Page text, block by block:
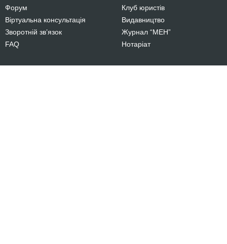
Форум
Віртуальна консультація
Зворотній зв’язок
FAQ
Клуб юристів
Видавництво
Журнал “МЕН”
Нотаріат